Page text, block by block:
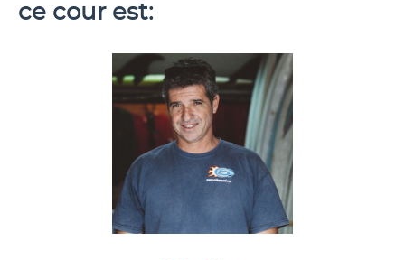
ce cour est: